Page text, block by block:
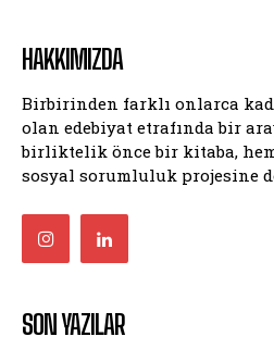
HAKKIMIZDA
Birbirinden farklı onlarca
olan edebiyat etrafında bir
birliktelik önce bir kitaba,
sosyal sorumluluk projesine
SON YAZILAR